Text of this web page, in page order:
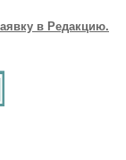
в Редакцию.